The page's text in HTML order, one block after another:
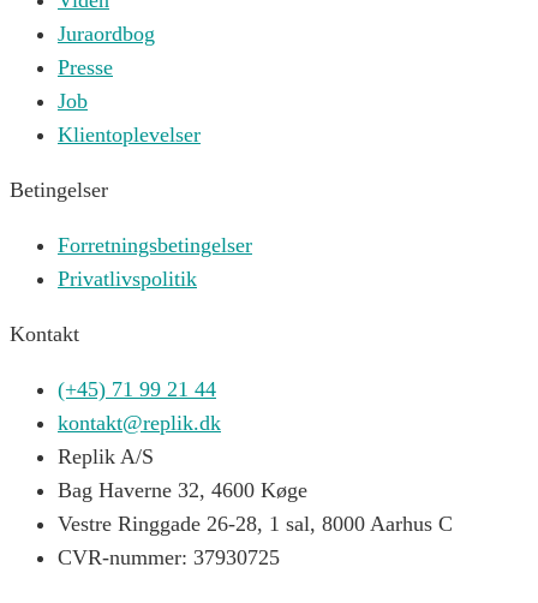
Juraordbog
Presse
Job
Klientoplevelser
Betingelser
Forretningsbetingelser
Privatlivspolitik
Kontakt
(+45) 71 99 21 44
kontakt@replik.dk
Replik A/S
Bag Haverne 32, 4600 Køge
Vestre Ringgade 26-28, 1 sal, 8000 Aarhus C
CVR-nummer: 37930725